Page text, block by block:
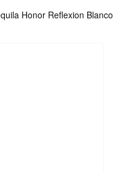
Honor Reflexion Blanco